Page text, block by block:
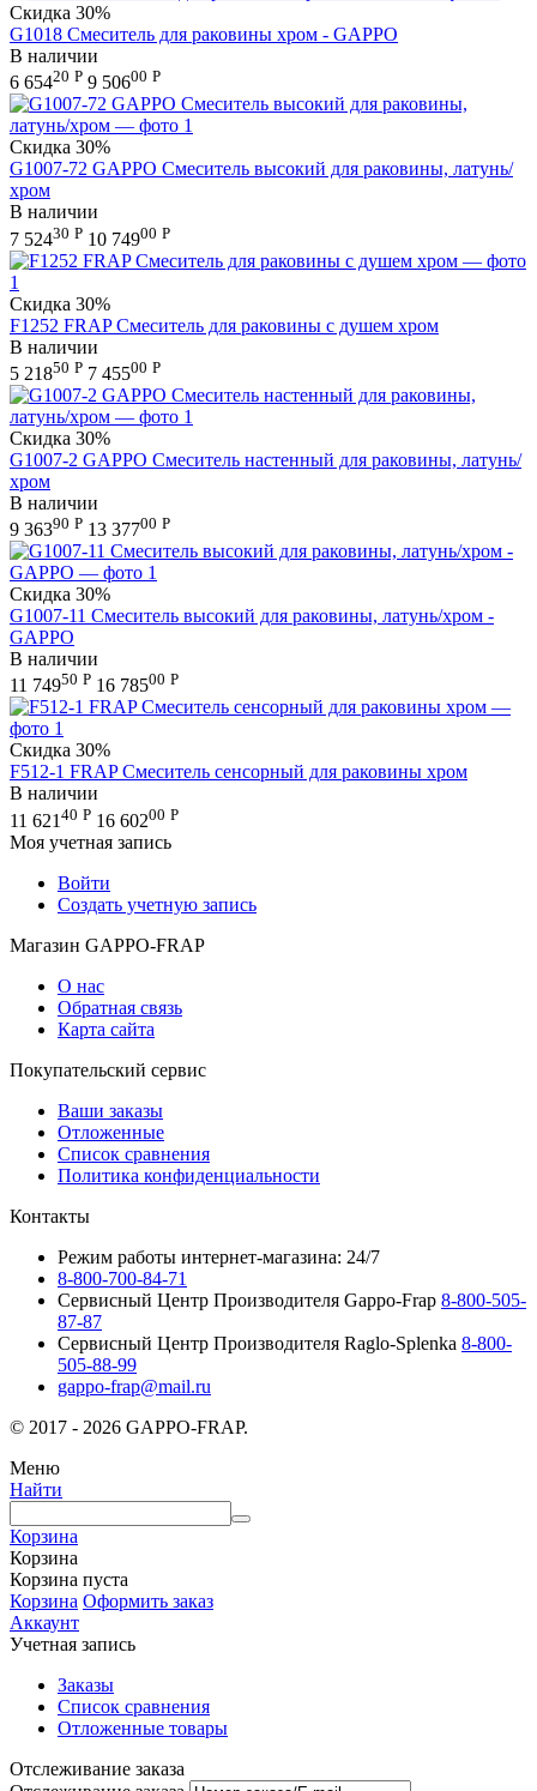
Скидка 30%
G1018 Смеситель для раковины хром - GAPPO
В наличии
6 65420 Р 9 50600 Р
Скидка 30%
G1007-72 GAPPO Смеситель высокий для раковины, латунь/
хром
В наличии
7 52430 Р 10 74900 Р
Скидка 30%
F1252 FRAP Смеситель для раковины с душем хром
В наличии
5 21850 Р 7 45500 Р
Скидка 30%
G1007-2 GAPPO Смеситель настенный для раковины, латунь/
хром
В наличии
9 36390 Р 13 37700 Р
Скидка 30%
G1007-11 Смеситель высокий для раковины, латунь/хром -
GAPPO
В наличии
11 74950 Р 16 78500 Р
Скидка 30%
F512-1 FRAP Смеситель сенсорный для раковины хром
В наличии
11 621 40 Р 16 60200 Р
Моя учетная запись
Войти
Создать учетную запись
Магазин GAPPO-FRAP
О нас
Обратная связь
Карта сайта
Покупательский сервис
Ваши заказы
Отложенные
Список сравнения
Политика конфиденциальности
Контакты
Режим работы интернет-магазина: 24/7
8-800-700-84-71
Сервисный Центр Производителя Gappo-Frap 8-800-505-
87-87
Сервисный Центр Производителя Raglo-Splenka 8-800-
505-88-99
gappo-frap@mail.ru
© 2017 - 2026 GAPPO-FRAP.
Меню
Найти
Корзина
Корзина
Корзина пуста
Корзина Оформить заказ
Аккаунт
Учетная запись
Заказы
Список сравнения
Отложенные товары
Отслеживание заказа